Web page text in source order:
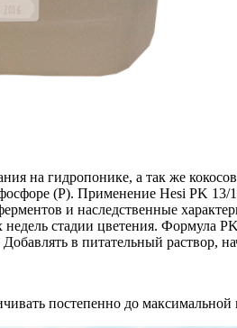
на гидропонике, а так же
(P). Применение Hesi PK 13/
и наследственные
стадии цветения. Формула
в питательный раствор,
постепенно до